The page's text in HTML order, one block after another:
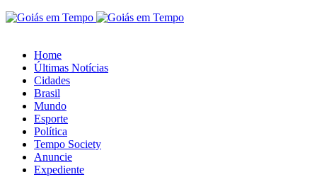
Home
Últimas Notícias
Cidades
Brasil
Mundo
Esporte
Política
Tempo Society
Anuncie
Expediente